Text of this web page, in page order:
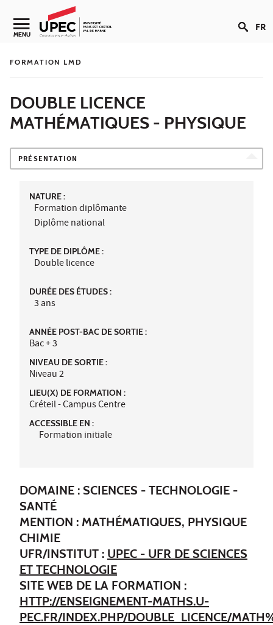
Aller au contenu
Navigation secondaire
MENU FR
FORMATION LMD
DOUBLE LICENCE
MATHÉMATIQUES - PHYSIQUE
PRÉSENTATION
NATURE :
Formation diplômante
Diplôme national
TYPE DE DIPLÔME :
Double licence
DURÉE DES ÉTUDES :
3 ans
ANNÉE POST-BAC DE SORTIE :
Bac + 3
NIVEAU DE SORTIE :
Niveau 2
LIEU(X) DE FORMATION :
Créteil - Campus Centre
ACCESSIBLE EN :
Formation initiale
DOMAINE : SCIENCES - TECHNOLOGIE -
SANTÉ
MENTION : MATHÉMATIQUES, PHYSIQUE
CHIMIE
UFR/INSTITUT : UPEC - UFR DE SCIENCES
ET TECHNOLOGIE
SITE WEB DE LA FORMATION :
HTTP://ENSEIGNEMENT-MATHS.U-
PEC.FR/INDEX.PHP/DOUBLE_LICENCE/